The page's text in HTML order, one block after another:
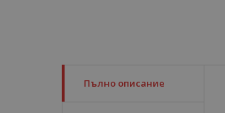
Пълно описание